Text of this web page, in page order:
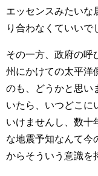
エッセンスみたいな
り合わなくていいで
その一方、政府の呼
州にかけての太平洋
のも、どうかと思い
いたら、いつどこに
いけませんし、数十
な地震予知なんて今
からそういう意識を